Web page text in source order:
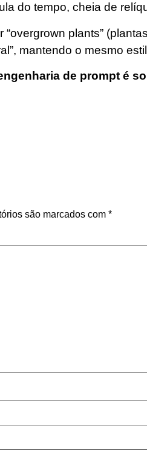
do tempo, cheia de
“overgrown plants”
mantendo o mesmo
de prompt é
são marcados com *